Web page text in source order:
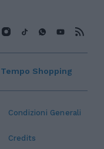
Condizioni Generali
Credits
Shopping